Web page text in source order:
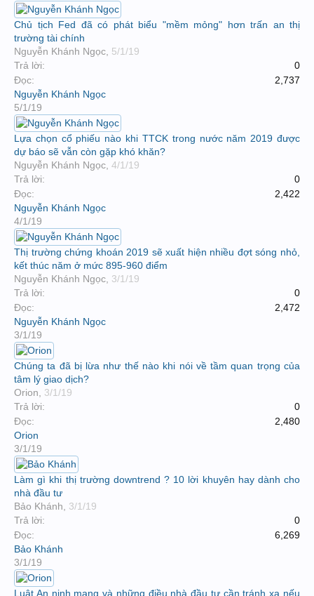
Chủ tịch Fed đã có phát biểu "mềm mỏng" hơn trấn an thị
trường tài chính
Nguyễn Khánh Ngọc 5/1/19
Trả lời:
0
Đọc:
2,737
Nguyễn Khánh Ngọc
5/1/19
Lựa chọn cổ phiếu nào khi TTCK trong nước năm 2019 được
dự báo sẽ vẫn còn gặp khó khăn?
Nguyễn Khánh Ngọc 4/1/19
Trả lời:
0
Đọc:
2,422
Nguyễn Khánh Ngọc
4/1/19
Thị trường chứng khoán 2019 sẽ xuất hiện nhiều đợt sóng nhỏ,
kết thúc năm ở mức 895-960 điểm
Nguyễn Khánh Ngọc 3/1/19
Trả lời:
0
Đọc:
2,472
Nguyễn Khánh Ngọc
3/1/19
Chúng ta đã bị lừa như thế nào khi nói về tầm quan trọng của
tâm lý giao dịch?
Orion
3/1/19
Trả lời:
0
Đọc:
2,480
Orion
3/1/19
Làm gì khi thị trường downtrend ? 10 lời khuyên hay dành cho
nhà đầu tư
Bảo Khánh
3/1/19
Trả lời:
0
Đọc:
6,269
Bảo Khánh
3/1/19
Luật An ninh mạng và những điều nhà đầu tư cần tránh xa nếu